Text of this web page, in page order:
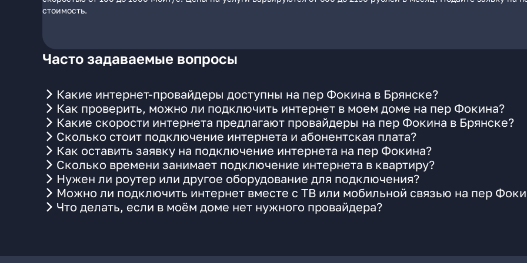
стоимость.
Часто задаваемые вопросы
Какие интернет-провайдеры доступны на пер Фокина в Брянске?
Как проверить, можно ли подключить интернет в моем доме на пер Фокина?
Какие скорости интернета предлагают провайдеры на пер Фокина в Брянске?
Сколько стоит подключение интернета и абонентская плата?
Как оставить заявку на подключение интернета на пер Фокина?
Сколько времени занимает подключение интернета в квартиру?
Нужен ли роутер или другое оборудование для подключения?
Можно ли подключить интернет вместе с ТВ или мобильной связью на пер
Что делать, если в моём доме нет нужного провайдера?